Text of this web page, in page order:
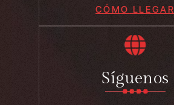
CÓMO LLEGAR
Síguenos